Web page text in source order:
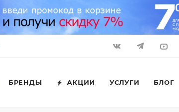
БРЕНДЫ АКЦИИ УСЛУГИ БЛОГ